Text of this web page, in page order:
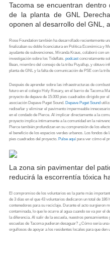
Tacoma se encuentran
de la planta de GNL
oponen al desarrollo del GNL,
Rose Foundation también ha desarrollado recientemente
finalizaban su doble licenciatura en Política Económica y
ayudante de subvenciones, Miranda Kraus, colaboró con
investigación sobre los Tideflats. podcast concretamente
Bean, miembro del consejo de la tribu Puyallup, y obtuvo
planta de GNL y la falta de comunicación de PSE con la
Después de aprender sobre las infraestructuras de
futuro en el colegio Holy Rosary, en el barrio de Tacoma
proyecto de depave de 15.000 pies cuadrados dirigido por
asociación Depave Puget Sound. Depave Puget Sound
rediseñar y eliminar el pavimento impermeable
en el condado de Pierce. Al implicar directamente a la
proyecto implica íntimamente a la comunidad en la
Pierce también profundizan en su comprensión de los
el beneficio de los espacios verdes urbanos. Los fondos
pies cuadrados del proyecto. Pulse aquí para ver cómo el
La zona sin pavimentar del
reducirá la escorrentía tóxica
El compromiso de los voluntarios es la parte más
de 3 días en el que 43 voluntarios dedicaron un total de
contenedores para su reciclaje. Durante el acto surgieron
contaminada, lo que le ocurre al agua cuando se va por el
la diferencia. Al salir de la escuela, nuestros
escuelas de Tacoma pudieran desaguar? ¿Cómo sería
orgullosos de apoyar a los residentes locales para que den